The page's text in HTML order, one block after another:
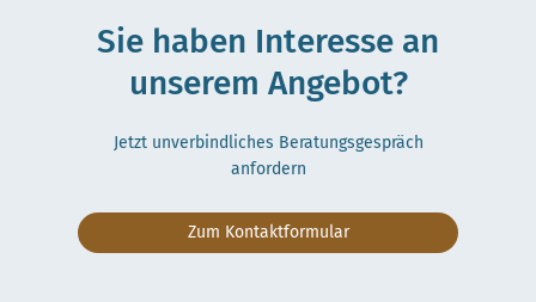
Sie haben Interesse an
unserem Angebot?
Jetzt unverbindliches Beratungsgespräch
anfordern
Zum Kontaktformular